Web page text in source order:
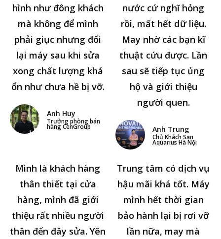
hình như đông khách
mà không để mình
phải giục nhưng đổi
lại máy sau khi sửa
xong chất lượng khá
ổn như chưa hề bị vỡ.
Anh Huy
Trưởng phòng bán
hàng CenGroup
nước cứ nghĩ hỏng
rồi, mất hết dữ liệu.
May nhờ các bạn kĩ
thuật cứu được. Lần
sau sẽ tiếp tục ủng
hộ và giới thiệu
người quen.
Anh Trung
Chủ Khách Sạn
Aquarius Hà Nội
Mình là khách hàng
thân thiết tại cửa
hàng, mình đã giới
thiệu rất nhiều người
thân đến đây sửa. Yên
Trung tâm có dịch vụ
hậu mãi khá tốt. Máy
mình hết thời gian
bảo hành lại bị rơi vỡ
lần nữa, may mà